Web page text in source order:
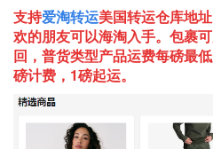
支持爱淘转运美国转运仓库地
欢的朋友可以海淘入手。包裹
回，普货类型产品运费每磅最
磅计费，1磅起运。